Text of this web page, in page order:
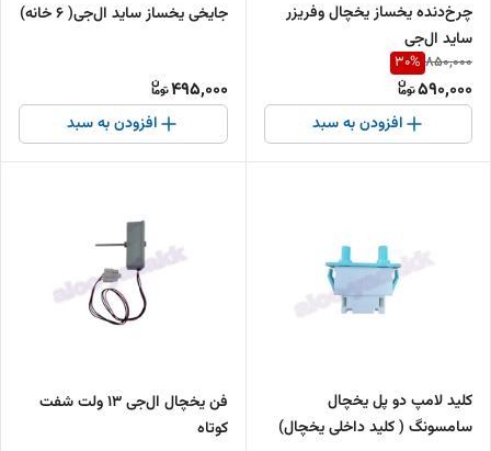
چرخ‌دنده یخساز یخچال وفریزر
ساید ال‌جی
850,000
30%
590,000
افزودن به سبد
جایخی یخساز ساید ال‌جی( ۶ خانه)
495,000
افزودن به سبد
کلید لامپ دو پل یخچال
سامسونگ ( کلید داخلی یخچال)
فن یخچال ال‌جی 13 ولت شفت
کوتاه